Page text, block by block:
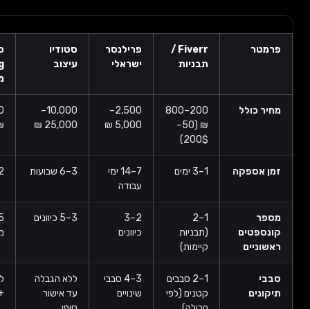
פרילנסר
ישראלי
סטודיו
עיצוב
סוכנות
branding
200–800
2,500–
5,000 ₪
25,000 ₪
₪
1–3 ימים
7–14 ימי
3–6 שבועות 2–4 חודשים
(תבניות
קיימות)
כיוונים
3–5 כיוונים
5+ כיוונים
קטנים (לפי
3–4 סבבי
שינויים
ללא הגבלה
עד אישור
ללא הגבלה
+ ליווי צמוד